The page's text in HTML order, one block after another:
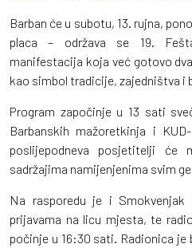
Barban će u subotu, 13. rujna,
placa – održava se 19.
manifestacija koja već gotovo
kao simbol tradicije, zajedništva i
Program započinje u 13 sati
Barbanskih mažoretkinja i
poslijepodneva posjetitelji će
sadržajima namijenjenima svim
Na rasporedu je i
prijavama na licu mjesta, te
počinje u 16:30 sati. Radionica